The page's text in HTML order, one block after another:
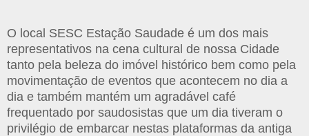
O local SESC Estação Saudade é um dos mais
representativos na cena cultural de nossa Cidade
tanto pela beleza do imóvel histórico bem como pela
movimentação de eventos que acontecem no dia a
dia e também mantém um agradável café
frequentado por saudosistas que um dia tiveram o
privilégio de embarcar nestas plataformas da antiga